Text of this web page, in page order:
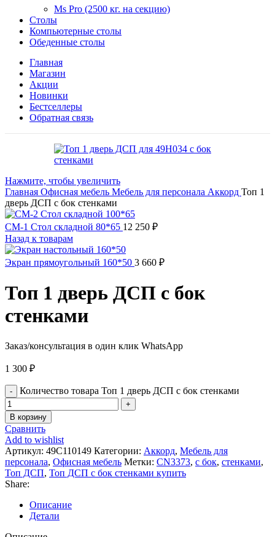
Ms Pro (2500 кг. на секцию)
Столы
Компьютерные столы
Обеденные столы
Главная
Магазин
Акции
Новинки
Бестселлеры
Обратная связь
Нажмите, чтобы увеличить
Главная Офисная мебель Мебель для персонала Аккорд Топ 1
дверь ДСП с бок стенками
СМ-1 Стол складной 80*65 12 250 ₽
Назад к товарам
Экран прямоугольный 160*50 3 660 ₽
Топ 1 дверь ДСП с бок
стенками
Заказ/консультация в один клик WhatsApp
1 300 ₽
Количество товара Топ 1 дверь ДСП с бок стенками
В корзину
Сравнить
Add to wishlist
Артикул: 49С110149 Категории: Аккорд, Мебель для
персонала, Офисная мебель Метки: CN3373, с бок, стенками,
Топ ДСП, Топ ДСП с бок стенками купить
Share:
Описание
Детали